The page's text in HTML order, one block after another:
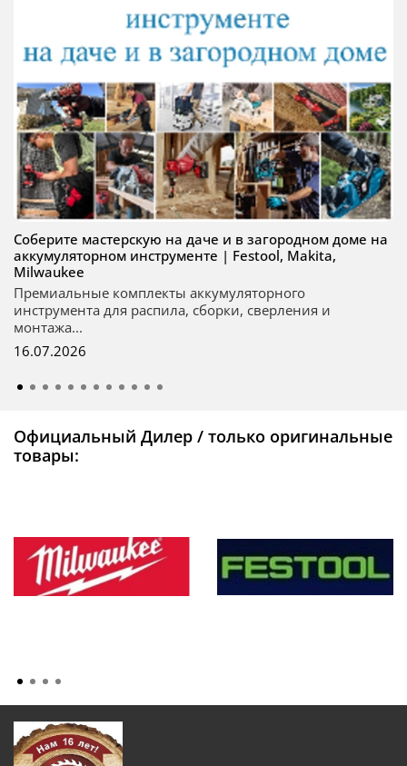
Соберите мастерскую на даче и в загородном доме на
аккумуляторном инструменте | Festool, Makita,
Milwaukee
Премиальные комплекты аккумуляторного
инструмента для распила, сборки, сверления и
монтажа...
16.07.2026
Официальный Дилер / только оригинальные
товары: